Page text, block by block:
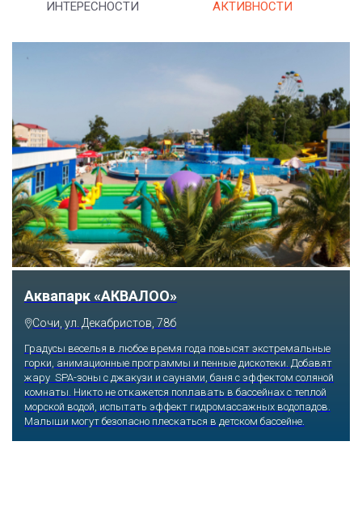
ИНТЕРЕСНОСТИ АКТИВНОСТИ
Тематический парк развлечений «Сочи
Парк»
Сочи, Олимпийский проспект, 21
Оказавшись здесь, словно попадаешь в сказку:
любимых героев русского фольклора, получаешь
сколько душе угодно кататься на аттракционах
уровня. Гости участвуют в увлекательных квестах и